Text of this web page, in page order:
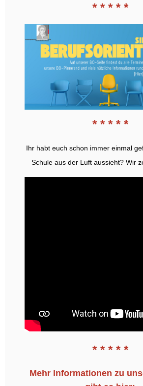
* * * * *
* * * * *
Ihr habt euch schon immer einmal
Schule aus der Luft aussieht? Wir
* * * * *
Mehr Informationen zu